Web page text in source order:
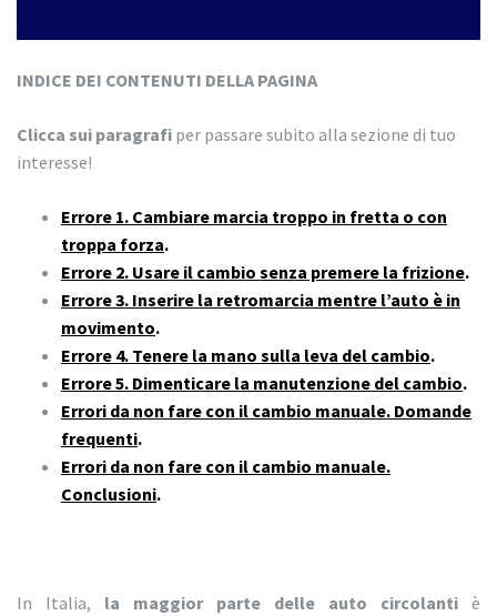
INDICE DEI CONTENUTI DELLA PAGINA
Clicca sui paragrafi per passare subito alla sezione di tuo
interesse!
Errore 1. Cambiare marcia troppo in fretta o con
troppa forza.
Errore 2. Usare il cambio senza premere la frizione.
Errore 3. Inserire la retromarcia mentre l’auto è in
movimento.
Errore 4. Tenere la mano sulla leva del cambio.
Errore 5. Dimenticare la manutenzione del cambio.
Errori da non fare con il cambio manuale. Domande
frequenti.
Errori da non fare con il cambio manuale.
Conclusioni.
In Italia, la maggior parte delle auto circolanti è